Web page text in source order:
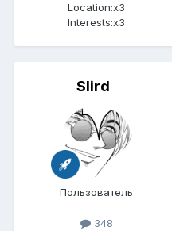
Location:x3
Interests:x3
Slird
Пользователь
348